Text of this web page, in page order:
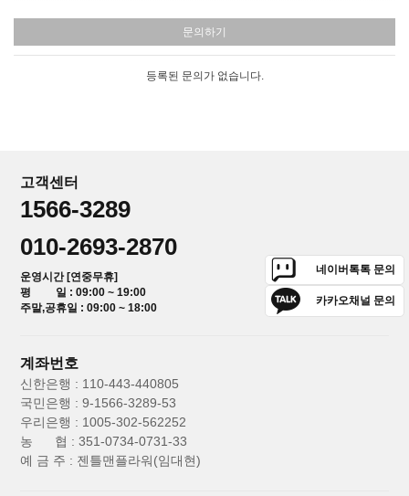
문의하기
등록된 문의가 없습니다.
고객센터
1566-3289
010-2693-2870
운영시간 [연중무휴]
평 일 : 09:00 ~ 19:00
주말,공휴일 : 09:00 ~ 18:00
네이버톡톡 문의
카카오채널 문의
계좌번호
신한은행 : 110-443-440805
국민은행 : 9-1566-3289-53
우리은행 : 1005-302-562252
농 협 : 351-0734-0731-33
예 금 주 : 젠틀맨플라워(임대현)